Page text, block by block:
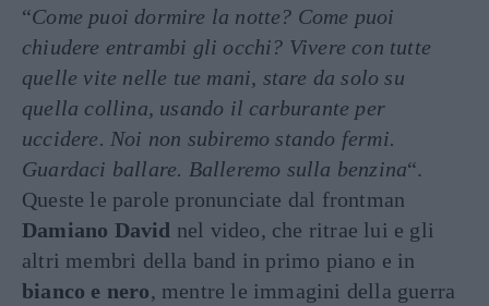
“Come puoi dormire la notte? Come puoi
chiudere entrambi gli occhi? Vivere con tutte
quelle vite nelle tue mani, stare da solo su
quella collina, usando il carburante per
uccidere. Noi non subiremo stando fermi.
Guardaci ballare. Balleremo sulla benzina“.
Queste le parole pronunciate dal frontman
Damiano David nel video, che ritrae lui e gli
altri membri della band in primo piano e in
bianco e nero, mentre le immagini della guerra